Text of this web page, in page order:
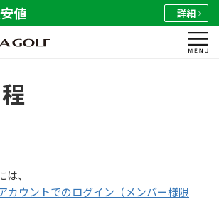
値 詳細
、
カウントでのログイン（メンバー様限